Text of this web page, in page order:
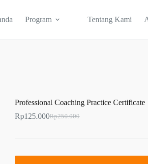
Program Tentang Kami
Professional Coaching Practice Certificate
Rp250.000
Rp125.000